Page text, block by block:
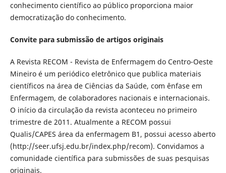
conhecimento científico ao público proporciona maior
democratização do conhecimento.
Convite para submissão de artigos originais
A Revista RECOM - Revista de Enfermagem do Centro-Oeste
Mineiro é um periódico eletrônico que publica materiais
científicos na área de Ciências da Saúde, com ênfase em
Enfermagem, de colaboradores nacionais e internacionais.
O início da circulação da revista aconteceu no primeiro
trimestre de 2011. Atualmente a RECOM possui
Qualis/CAPES área da enfermagem B1, possui acesso aberto
(http://seer.ufsj.edu.br/index.php/recom). Convidamos a
comunidade científica para submissões de suas pesquisas
originais.